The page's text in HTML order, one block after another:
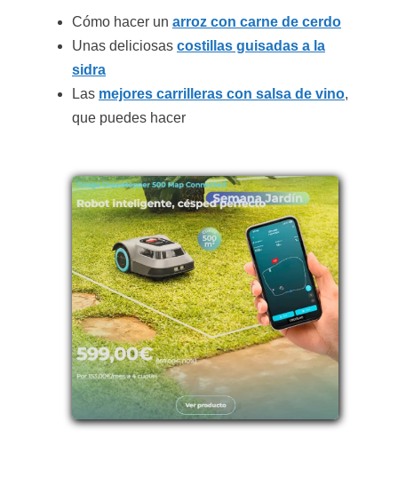
Cómo hacer un arroz con carne de cerdo
Unas deliciosas costillas guisadas a la
sidra
Las mejores carrilleras con salsa de vino,
que puedes hacer